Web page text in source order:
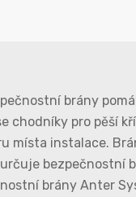
brány
chodníky pro pěší
místa instalace.
bezpečnostní
brány Anter